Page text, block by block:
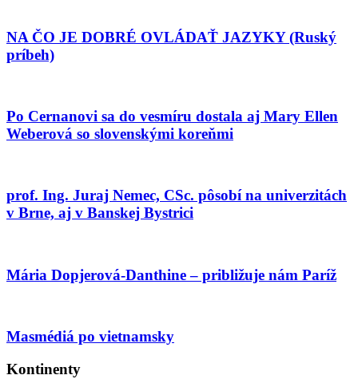
NA ČO JE DOBRÉ OVLÁDAŤ JAZYKY (Ruský
príbeh)
Po Cernanovi sa do vesmíru dostala aj Mary Ellen
Weberová so slovenskými koreňmi
prof. Ing. Juraj Nemec, CSc. pôsobí na univerzitách
v Brne, aj v Banskej Bystrici
Mária Dopjerová-Danthine – približuje nám Paríž
Masmédiá po vietnamsky
Kontinenty